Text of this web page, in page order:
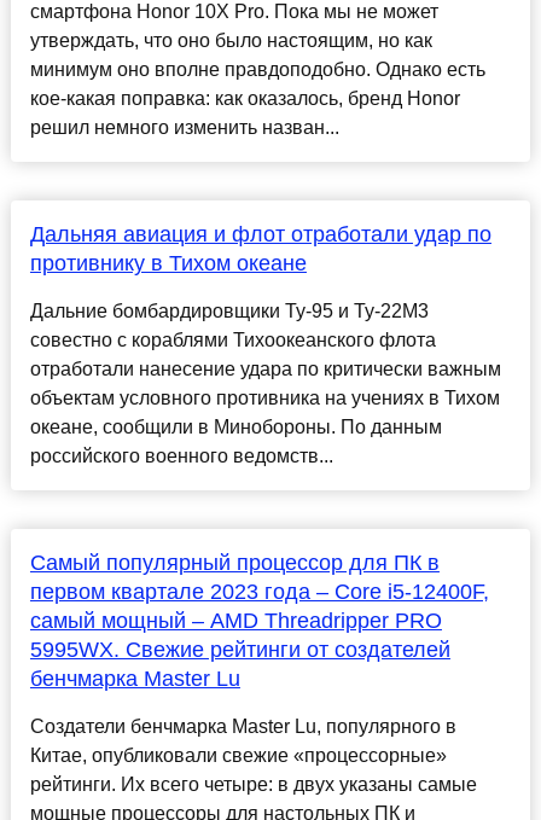
смартфона Honor 10X Pro. Пока мы не может
утверждать, что оно было настоящим, но как
минимум оно вполне правдоподобно. Однако есть
кое-какая поправка: как оказалось, бренд Honor
решил немного изменить назван...
Дальняя авиация и флот отработали удар по
противнику в Тихом океане
Дальние бомбардировщики Ту-95 и Ту-22М3
совестно с кораблями Тихоокеанского флота
отработали нанесение удара по критически важным
объектам условного противника на учениях в Тихом
океане, сообщили в Минобороны. По данным
российского военного ведомств...
Самый популярный процессор для ПК в
первом квартале 2023 года – Core i5-12400F,
самый мощный – AMD Threadripper PRO
5995WX. Свежие рейтинги от создателей
бенчмарка Master Lu
Создатели бенчмарка Master Lu, популярного в
Китае, опубликовали свежие «процессорные»
рейтинги. Их всего четыре: в двух указаны самые
мощные процессоры для настольных ПК и